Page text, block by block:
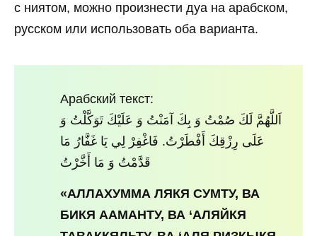
с ниятом, можно произнести дуа на арабском,
русском или использовать оба варианта.
Арабский текст:
اَللَّهُمَّ لَكَ صُمْتُ وَ بِكَ آمَنْتُ وَ عَلَيْكَ تَوَكَّلْتُ وَ
عَلَى رِزْقِكَ أَفْطَرْتُ. فَاغْفِرْ لِي يَا غَفَّارُ مَا
قَدَّمْتُ وَ مَا أَخَّرْتُ
«АЛЛАХУММА ЛЯКЯ СУМТУ, ВА
БИКЯ ААМАНТУ, ВА ‘АЛЯЙКЯ